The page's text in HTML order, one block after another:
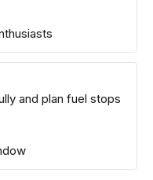
and plan fuel stops